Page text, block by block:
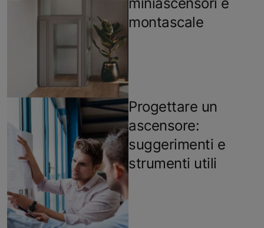
montascale
Progettare un
ascensore:
suggerimenti e
strumenti utili